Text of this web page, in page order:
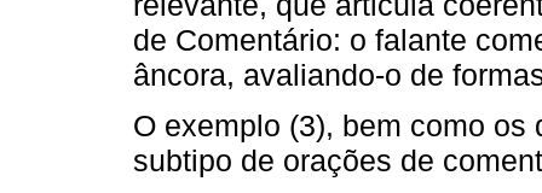
de Comentário: o falante
âncora, avaliando-o de
O exemplo (3), bem como
subtipo de orações de